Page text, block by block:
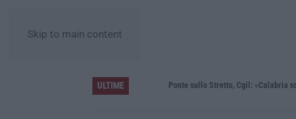
Skip to main content
ULTIME
Unical e la ricerca, la ministra Bernini: «Qui l’astrofisica del futuro, dalla Calabria allo spazio profondo» Ponte sullo Stretto, Cgil: «Calabria